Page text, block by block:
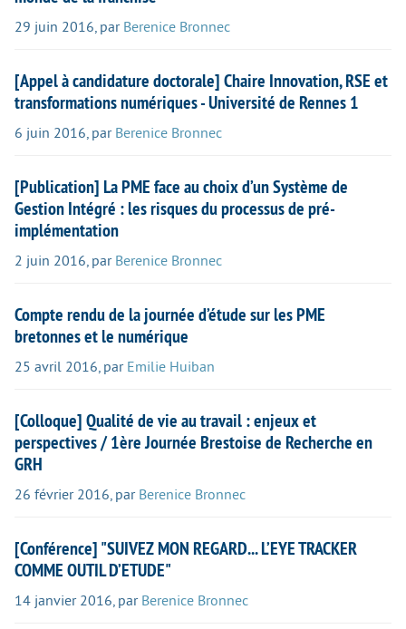
29 juin 2016, par Berenice Bronnec
[Appel à candidature doctorale] Chaire Innovation, RSE et
transformations numériques - Université de Rennes 1
6 juin 2016, par Berenice Bronnec
[Publication] La PME face au choix d’un Système de
Gestion Intégré : les risques du processus de pré-
implémentation
2 juin 2016, par Berenice Bronnec
Compte rendu de la journée d’étude sur les PME
bretonnes et le numérique
25 avril 2016, par Emilie Huiban
[Colloque] Qualité de vie au travail : enjeux et
perspectives / 1ère Journée Brestoise de Recherche en
GRH
26 février 2016, par Berenice Bronnec
[Conférence] "SUIVEZ MON REGARD... L’EYE TRACKER
COMME OUTIL D’ETUDE"
14 janvier 2016, par Berenice Bronnec